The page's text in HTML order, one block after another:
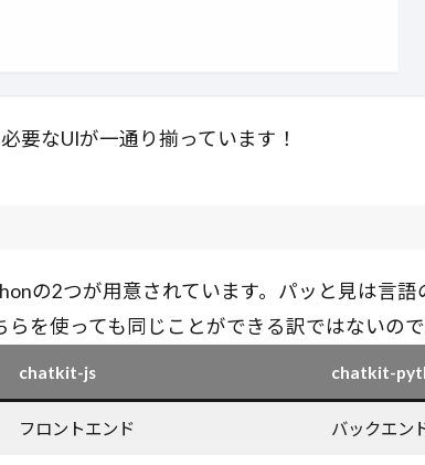
要なUIが一通り揃っています！
の2つが用意されています。パッと見は言語
を使っても同じことができる訳ではないので
chatkit-js chatkit-
フロントエンド バックエン